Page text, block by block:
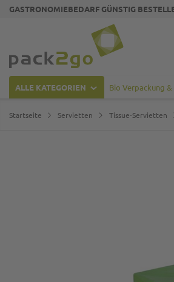
GASTRONOMIEBEDARF GÜNSTIG
ALLE KATEGORIEN Bio Verpackung
Startseite Servietten Tissue-Servietten